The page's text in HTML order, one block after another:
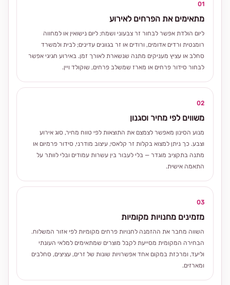
01
מתאימים את הפרחים לאירוע
ליום הולדת אפשר לבחור זר צבעוני ושמח; ליום נישואין או למחווה
רומנטית ורדים אדומים, ורודים או זר בגוונים עדינים; לבית ולמשרד
סחלב או עציץ מעניקים מתנה שנשארת לאורך זמן. באירוע חגיגי אפשר
לבחור סידור פרחים או מארז שמשלב פרחים, שוקולד ויין.
02
משווים לפי מחיר וסגנון
מנוע הסינון מאפשר לצמצם את התוצאות לפי טווח מחיר, סוג אירוע
וצבע. כך ניתן למצוא בקלות זר קלאסי, עיצוב מודרני, סידור פרמיום או
מתנה בתקציב מוגדר — בלי לעבור בין עשרות עמודים ובלי לוותר על
התאמה אישית.
03
מזמינים מחנויות מקומיות
השווה מחבר את ההזמנה לחנויות פרחים מקומיות לפי אזור המשלוח.
הבחירה המקומית מסייעת לקבל מוצרים שמתאימים למלאי העונתי
וליעד, ומרכזת במקום אחד אפשרויות שונות של זרים, עציצים, סחלבים
ומארזים.